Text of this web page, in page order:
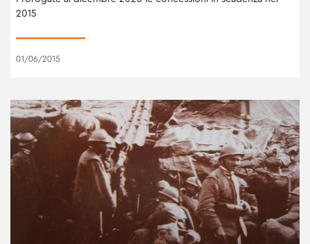
2015
01/06/2015